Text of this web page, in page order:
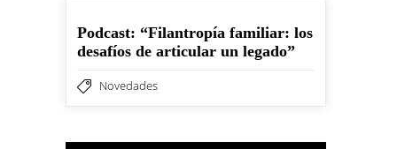
Podcast: “Filantropía familiar: los
desafíos de articular un legado”
Novedades